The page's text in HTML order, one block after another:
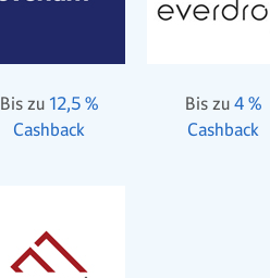
Bis zu 12,5 %
Cashback
Bis zu 4 %
Cashback